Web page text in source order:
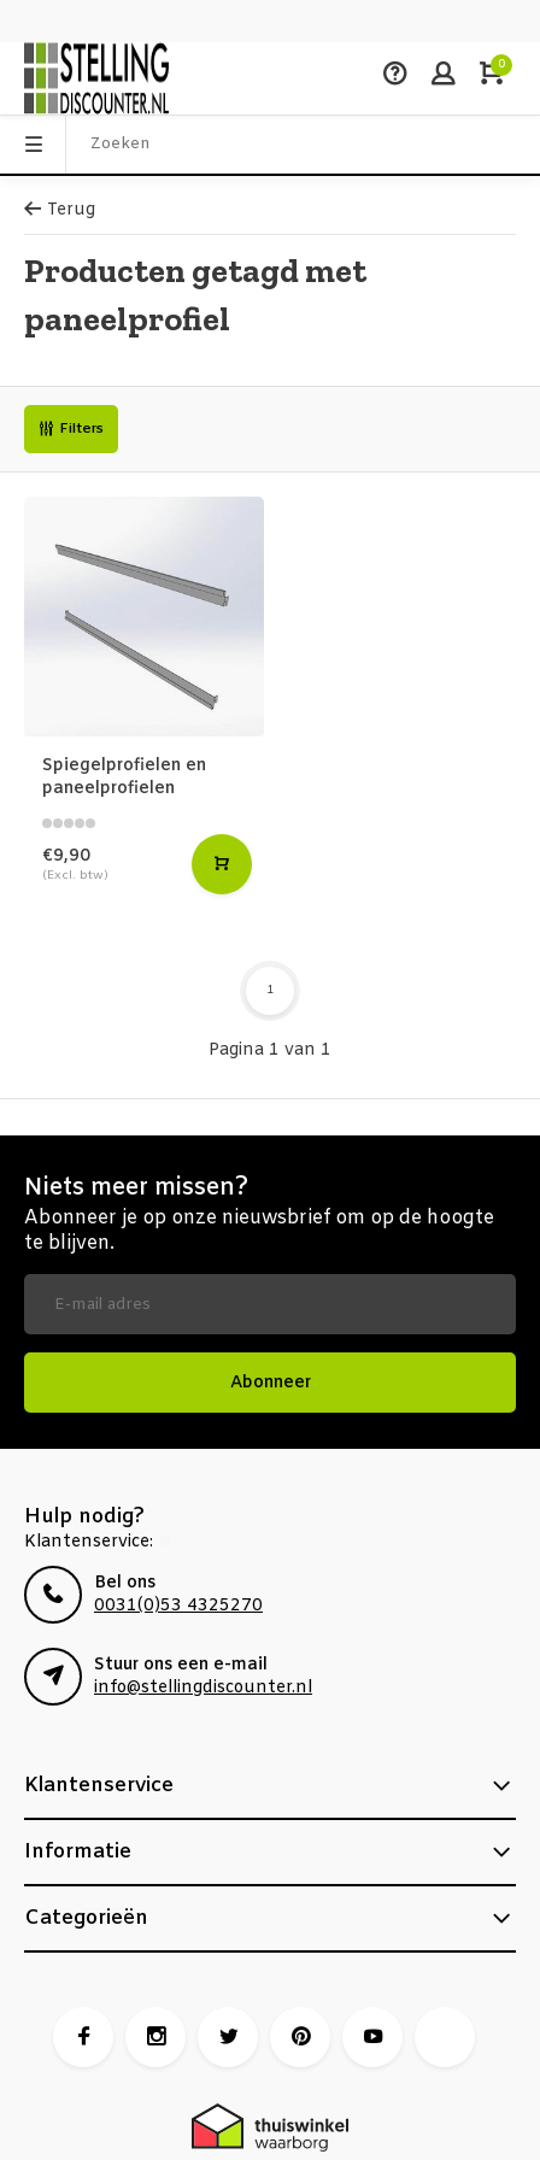
0
Terug
Producten getagd met
paneelprofiel
Filters
Spiegelprofielen en
paneelprofielen
€9,90
(Excl. btw)
Pagina 1 van 1
1
Niets meer missen?
Abonneer je op onze nieuwsbrief om op de hoogte
te blijven.
Abonneer
Hulp nodig?
Klantenservice:
Bel ons
0031(0)53 4325270
Stuur ons een e-mail
info@stellingdiscounter.nl
Klantenservice
Informatie
Categorieën